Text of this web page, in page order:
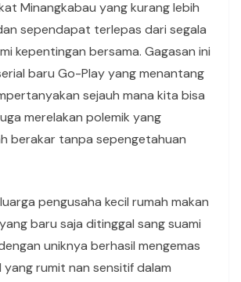
Minangkabau yang kurang lebih
sependapat terlepas dari segala
kepentingan bersama. Gagasan ini
baru Go-Play yang menantang
sejauh mana kita bisa
merelakan polemik yang
berakar tanpa sepengetahuan
pengusaha kecil rumah makan
baru saja ditinggal sang suami
uniknya berhasil mengemas
rumit nan sensitif dalam